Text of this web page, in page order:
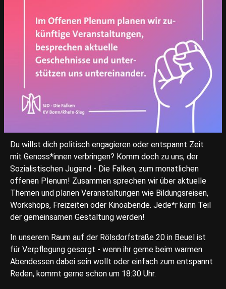
Du willst dich politisch engagieren oder entspannt Zeit
mit Genoss*innen verbringen? Komm doch zu uns, der
Sozialistischen Jugend - Die Falken, zum monatlichen
offenen Plenum! Zusammen sprechen wir über aktuelle
Themen und planen Veranstaltungen wie Bildungsreisen,
Workshops, Freizeiten oder Kinoabende. Jede*r kann Teil
der gemeinsamen Gestaltung werden!
In unserem Raum auf der Rölsdorfstraße 20 in Beuel ist
für Verpflegung gesorgt - wenn ihr gerne beim warmen
Abendessen dabei sein wollt oder einfach zum entspannt
Reden, kommt gerne schon um 18:30 Uhr.